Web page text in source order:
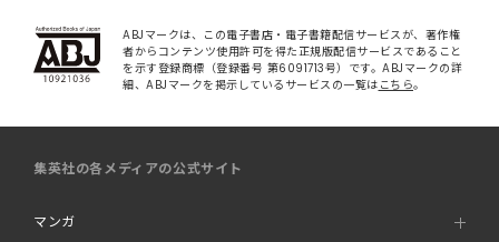
ABJマークは、この電子書店・電子書籍配信サービスが、著作権
者からコンテンツ使用許可を得た正規版配信サービスであること
を示す登録商標（登録番号 第6091713号）です。ABJマークの詳
細、ABJマークを掲示しているサービスの一覧は こちら。
集英社の各メディアの公式サイト
マンガ